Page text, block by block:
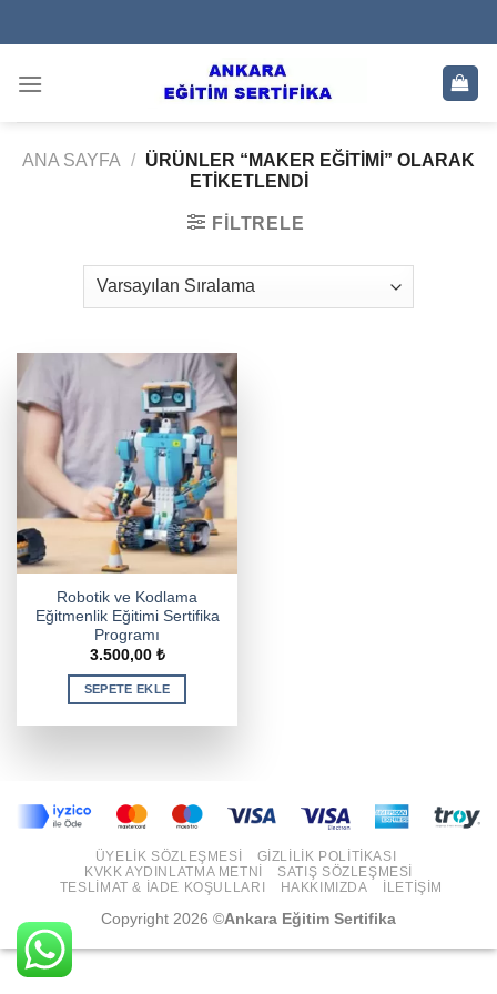
to
ANA SAYFA / ÜRÜNLER “MAKER EĞITIMI” OLARAK
ETIKETLENDI
FILTRELE
Robotik ve Kodlama
Eğitmenlik Eğitimi Sertifika
Programı
3.500,00 ₺
SEPETE EKLE
ÜYELIK SÖZLEŞMESI
GIZLILIK POLITIKASI
KVKK AYDINLATMA METNI
SATIŞ SÖZLEŞMESI
TESLIMAT & İADE KOŞULLARI
HAKKIMIZDA İLETIŞIM
Copyright 2026 ©Ankara Eğitim Sertifika